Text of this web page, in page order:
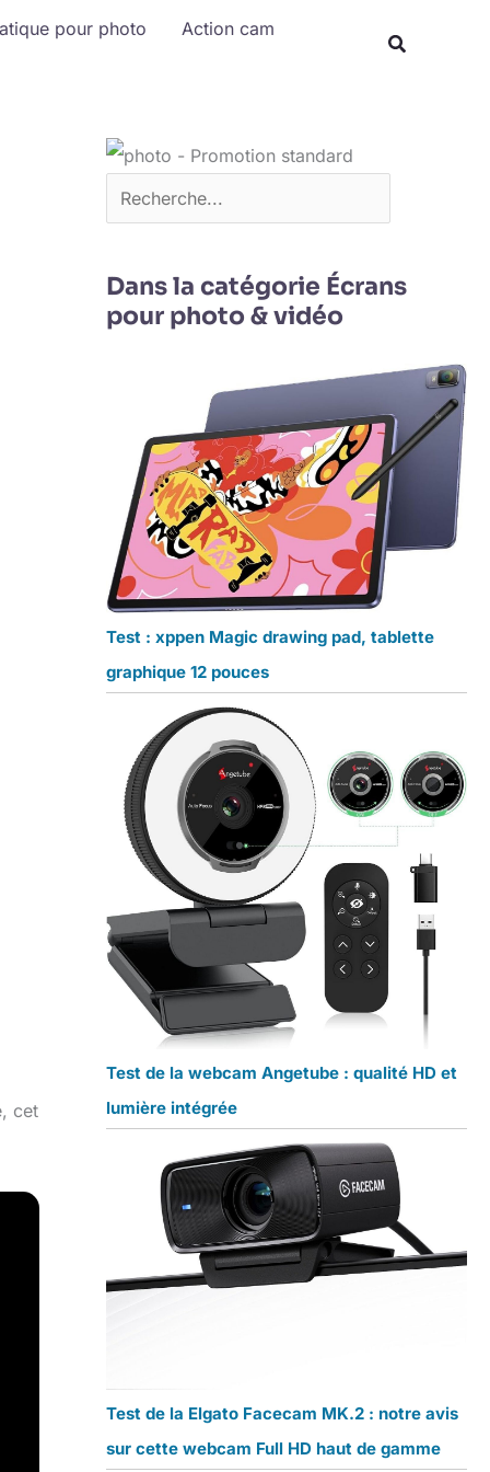
pour photo Action cam
cet
Rechercher
Dans la catégorie Écrans
pour photo & vidéo
Test : xppen Magic drawing pad, tablette
graphique 12 pouces
Test de la webcam Angetube : qualité HD et
lumière intégrée
Test de la Elgato Facecam MK.2 : notre avis
sur cette webcam Full HD haut de gamme